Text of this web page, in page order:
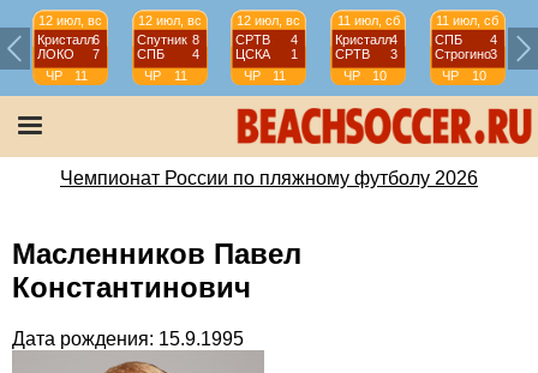
12 июл, вс
Кристалл6
ЛОКО
7
ЧР
11
тур
12 июл, вс
Спутник 8
СПБ
4
ЧР
11
тур
12 июл, вс
СРТВ
4
ЦСКА
1
ЧР
11
тур
11 июл, сб
Кристалл4
СРТВ
3
ЧР
10
тур
11 июл, сб
СПБ
4
Строгино3
ЧР
10
тур
Чемпионат России по пляжному футболу 2026
Масленников Павел
Константинович
Дата рождения: 15.9.1995